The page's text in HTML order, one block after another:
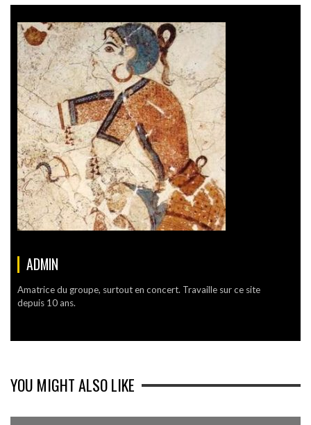
ADMIN
Amatrice du groupe, surtout en concert. Travaille sur ce site
depuis 10 ans.
YOU MIGHT ALSO LIKE